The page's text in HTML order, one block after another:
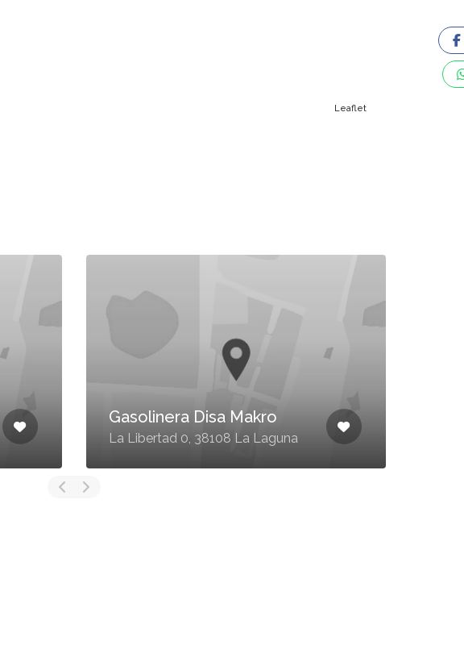
Leaflet
Gasolinera Disa Makro
La Libertad 0, 38108 La Laguna